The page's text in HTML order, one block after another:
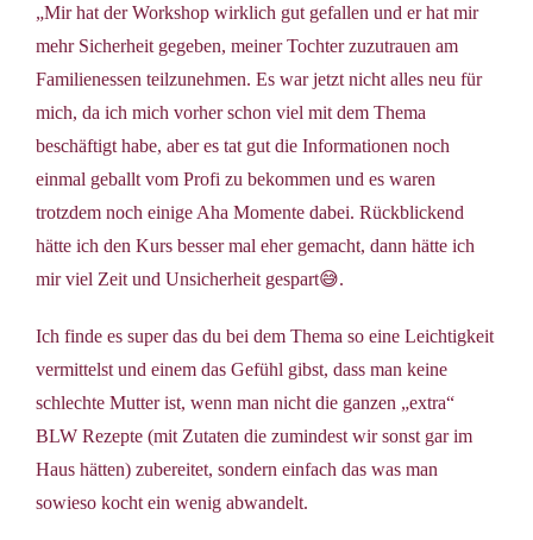
„Mir hat der Workshop wirklich gut gefallen und er hat mir
mehr Sicherheit gegeben, meiner Tochter zuzutrauen am
Familienessen teilzunehmen. Es war jetzt nicht alles neu für
mich, da ich mich vorher schon viel mit dem Thema
beschäftigt habe, aber es tat gut die Informationen noch
einmal geballt vom Profi zu bekommen und es waren
trotzdem noch einige Aha Momente dabei. Rückblickend
hätte ich den Kurs besser mal eher gemacht, dann hätte ich
mir viel Zeit und Unsicherheit gespart😅.
Ich finde es super das du bei dem Thema so eine Leichtigkeit
vermittelst und einem das Gefühl gibst, dass man keine
schlechte Mutter ist, wenn man nicht die ganzen „extra“
BLW Rezepte (mit Zutaten die zumindest wir sonst gar im
Haus hätten) zubereitet, sondern einfach das was man
sowieso kocht ein wenig abwandelt.